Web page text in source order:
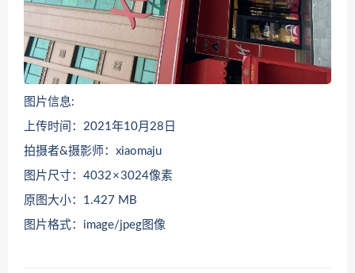
图片信息:
上传时间：2021年10月28日
拍摄者&摄影师：xiaomaju
图片尺寸：4032 × 3024像素
原图大小：1.427 MB
图片格式：image/jpeg图像